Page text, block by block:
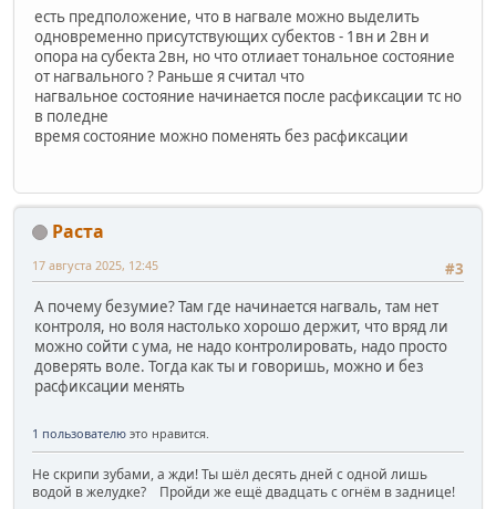
есть предположение, что в нагвале можно выделить
одновременно присутствующих субектов - 1вн и 2вн и
опора на субекта 2вн, но что отлиает тональное состояние
от нагвального ? Раньше я считал что
нагвальное состояние начинается после расфиксации тс но
в поледне
время состояние можно поменять без расфиксации
Раста
#3
17 августа 2025, 12:45
А почему безумие? Там где начинается нагваль, там нет
контроля, но воля настолько хорошо держит, что вряд ли
можно сойти с ума, не надо контролировать, надо просто
доверять воле. Тогда как ты и говоришь, можно и без
расфиксации менять
1 пользователю это нравится.
Не скрипи зубами, а жди! Ты шёл десять дней с одной лишь
водой в желудке? Пройди же ещё двадцать с огнём в заднице!